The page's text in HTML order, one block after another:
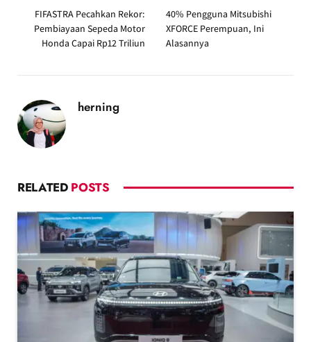
FIFASTRA Pecahkan Rekor:
Pembiayaan Sepeda Motor
Honda Capai Rp12 Triliun
40% Pengguna Mitsubishi
XFORCE Perempuan, Ini
Alasannya
herning
RELATED POSTS